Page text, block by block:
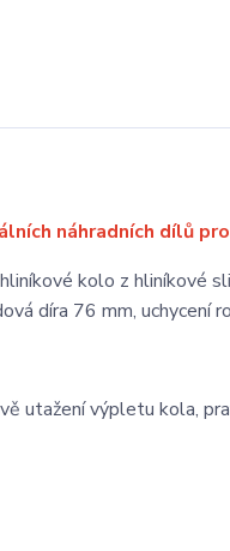
náhradních dílů
kolo z hliníkové
díra 76 mm, uchycení
utažení výpletu kola,